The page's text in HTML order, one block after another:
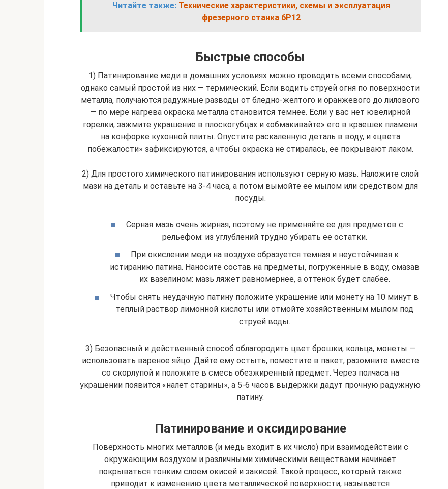
Читайте также: Технические характеристики, схемы и эксплуатация
фрезерного станка 6Р12
Быстрые способы
1) Патинирование меди в домашних условиях можно проводить всеми способами,
однако самый простой из них — термический. Если водить струей огня по поверхности
металла, получаются радужные разводы от бледно-желтого и оранжевого до лилового
— по мере нагрева окраска металла становится темнее. Если у вас нет ювелирной
горелки, зажмите украшение в плоскогубцах и «обмакивайте» его в краешек пламени
на конфорке кухонной плиты. Опустите раскаленную деталь в воду, и «цвета
побежалости» зафиксируются, а чтобы окраска не стиралась, ее покрывают лаком.
2) Для простого химического патинирования используют серную мазь. Наложите слой
мази на деталь и оставьте на 3-4 часа, а потом вымойте ее мылом или средством для
посуды.
Серная мазь очень жирная, поэтому не применяйте ее для предметов с
рельефом: из углублений трудно убирать ее остатки.
При окислении меди на воздухе образуется темная и неустойчивая к
истиранию патина. Наносите состав на предметы, погруженные в воду, смазав
их вазелином: мазь ляжет равномернее, а оттенок будет слабее.
Чтобы снять неудачную патину положите украшение или монету на 10 минут в
теплый раствор лимонной кислоты или отмойте хозяйственным мылом под
струей воды.
3) Безопасный и действенный способ облагородить цвет брошки, кольца, монеты —
использовать вареное яйцо. Дайте ему остыть, поместите в пакет, разомните вместе
со скорлупой и положите в смесь обезжиренный предмет. Через полчаса на
украшении появится «налет старины», а 5-6 часов выдержки дадут прочную радужную
патину.
Патинирование и оксидирование
Поверхность многих металлов (и медь входит в их число) при взаимодействии с
окружающим воздухом и различными химическими веществами начинает
покрываться тонким слоем окисей и закисей. Такой процесс, который также
приводит к изменению цвета металлической поверхности, называется